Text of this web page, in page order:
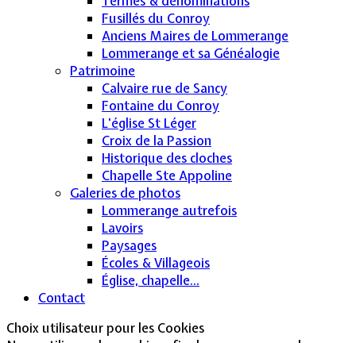
Fusillés du Conroy
Anciens Maires de Lommerange
Lommerange et sa Généalogie
Patrimoine
Calvaire rue de Sancy
Fontaine du Conroy
L'église St Léger
Croix de la Passion
Historique des cloches
Chapelle Ste Appoline
Galeries de photos
Lommerange autrefois
Lavoirs
Paysages
Écoles & Villageois
Église, chapelle...
Contact
Choix utilisateur pour les Cookies